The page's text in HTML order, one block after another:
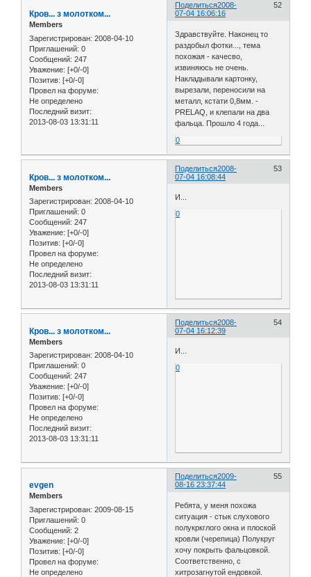
Поделиться 52
2008-
07-04 16:06:16
Кров... з молотком...
Members
Зарегистрирован: 2008-04-10
Приглашений: 0
Сообщений: 247
Уважение: [+0/-0]
Позитив: [+0/-0]
Провел на форуме:
Не определено
Последний визит:
2013-08-03 13:31:11
Здравствуйте. Наконец то
раздобыл фотки..., тема
похожая - качесво,
извиняюсь не очень.
Накладывали картонку,
вырезали, переносили на
металл, кстати 0,8мм. -
PRELAQ, и клепали на два
фальца. Прошло 4 года...
0
Поделиться 53
2008-
07-04 16:08:44
Кров... з молотком...
Members
Зарегистрирован: 2008-04-10
Приглашений: 0
Сообщений: 247
Уважение: [+0/-0]
Позитив: [+0/-0]
Провел на форуме:
Не определено
Последний визит:
2013-08-03 13:31:11
И...
0
Поделиться 54
2008-
07-04 16:12:39
Кров... з молотком...
Members
Зарегистрирован: 2008-04-10
Приглашений: 0
Сообщений: 247
Уважение: [+0/-0]
Позитив: [+0/-0]
Провел на форуме:
Не определено
Последний визит:
2013-08-03 13:31:11
И...
0
Поделиться 55
2009-
08-16 23:37:44
evgen
Members
Зарегистрирован: 2009-08-15
Приглашений: 0
Сообщений: 2
Уважение: [+0/-0]
Позитив: [+0/-0]
Провел на форуме:
Не определено
Ребята, у меня похожа
ситуация - стык слухового
полукркглого окна и плоской
кровли (черепица) Полукруг
хочу покрыть фальцовкой.
Соответственно, с
хитрозагнутой ендовкой.